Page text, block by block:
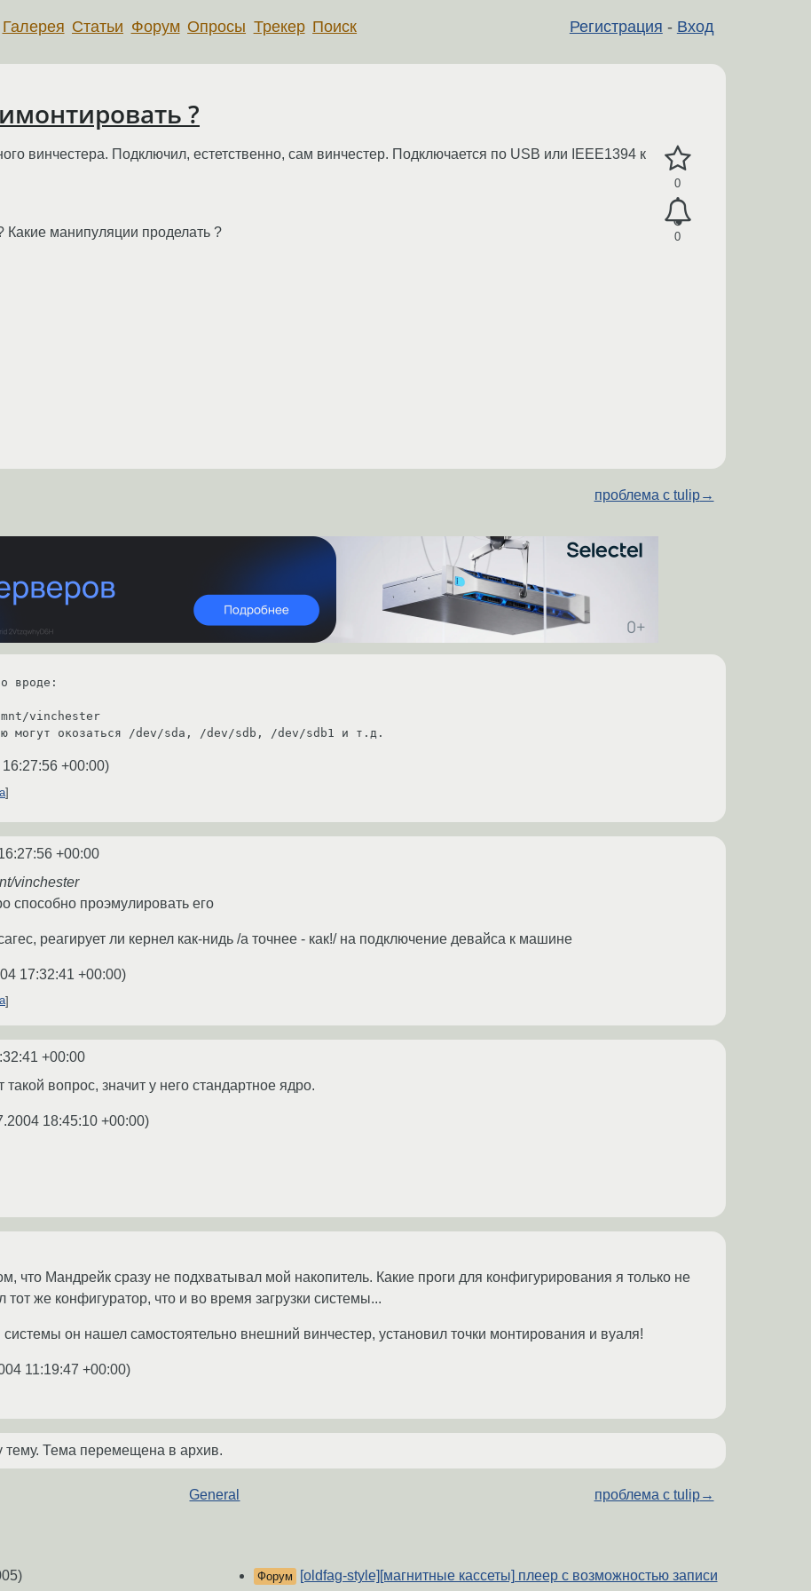
Регистрация - Вход
Галерея Статьи Форум Опросы Трекер Поиск
?
0
0
винчестера. Подключил, естетственно, сам винчестер. Подключается по USB или IEEE1394 к
Какие манипуляции проделать ?
проблема с tulip→
вроде:
vinchester
могут окозаться /dev/sda, /dev/sdb, /dev/sdb1 и т.д.
+00:00)
+00:00
vinchester
способно проэмулировать его
реагирует ли кернел как-нидь /а точнее - как!/ на подключение девайса к машине
17:32:41 +00:00)
+00:00
такой вопрос, значит у него стандартное ядро.
18:45:10 +00:00)
что Мандрейк сразу не подхватывал мой накопитель. Какие проги для конфигурирования я только не
тот же конфигуратор, что и во время загрузки системы...
системы он нашел самостоятельно внешний винчестер, установил точки монтирования и вуаля!
11:19:47 +00:00)
тему. Тема перемещена в архив.
General проблема с tulip→
Форум
[oldfag-style][магнитные кассеты] плеер с возможностью записи